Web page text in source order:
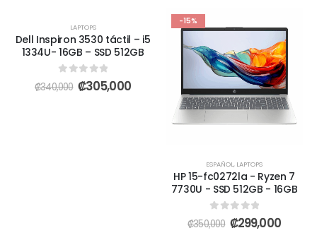
LAPTOPS
Dell Inspiron 3530 táctil – i5
1334U- 16GB – SSD 512GB
0out of 5
₡340,000 ₡305,000
-15%
ESPAÑOL, LAPTOPS
HP 15-fc0272la - Ryzen 7
7730U - SSD 512GB - 16GB
0 out of 5
₡350,000 ₡299,000
AGOTADO